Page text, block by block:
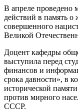
В апреле проведено
действий в память о
совершенного
Великой
Доцент кафедры
выступила перед
финансов и
срока давности», в
исторической
против мирного
СССР.